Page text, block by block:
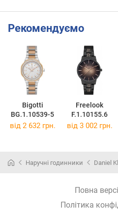
Рекомендуємо
Bigotti
BG.1.10539-5
Freelook
F.1.10155.6
від 2 632 грн. від 3 002 грн.
Наручні годинники Daniel
Повна
Політика